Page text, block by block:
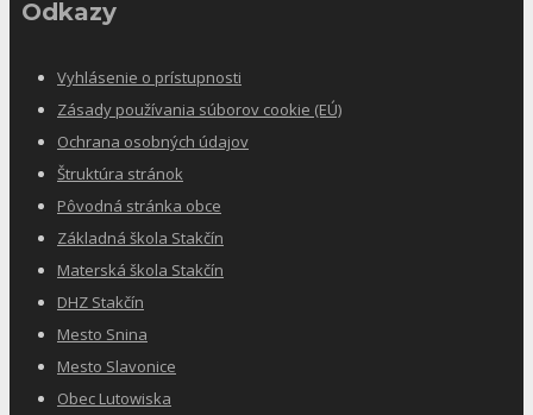
Odkazy
Vyhlásenie o prístupnosti
Zásady používania súborov cookie (EÚ)
Ochrana osobných údajov
Štruktúra stránok
Pôvodná stránka obce
Základná škola Stakčín
Materská škola Stakčín
DHZ Stakčín
Mesto Snina
Mesto Slavonice
Obec Lutowiska